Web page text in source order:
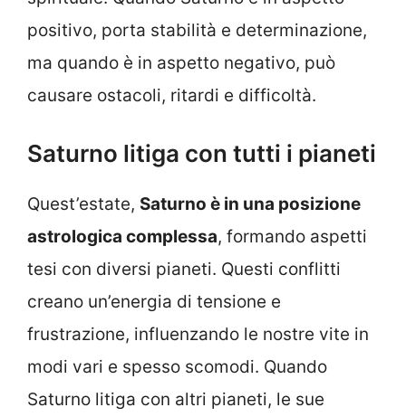
positivo, porta stabilità e determinazione,
ma quando è in aspetto negativo, può
causare ostacoli, ritardi e difficoltà.
Saturno litiga con tutti i pianeti
Quest’estate, Saturno è in una posizione
astrologica complessa, formando aspetti
tesi con diversi pianeti. Questi conflitti
creano un’energia di tensione e
frustrazione, influenzando le nostre vite in
modi vari e spesso scomodi. Quando
Saturno litiga con altri pianeti, le sue